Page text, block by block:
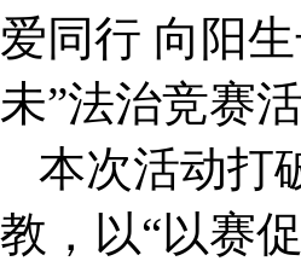
爱同行 向阳
未”法治竞赛活
本次活动打
教，以“以赛